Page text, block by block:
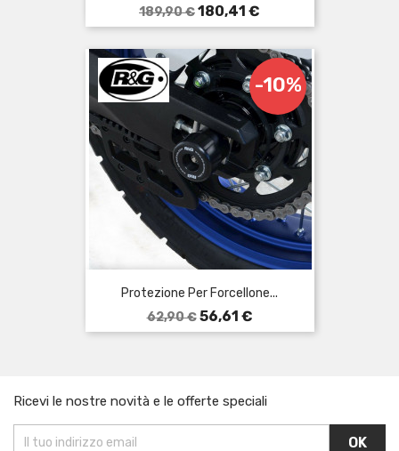
Prezzo
base
189,90 €Prezzo
180,41 €
Protezione Per Forcellone...
Prezzo
base
62,90 €
-10%
Prezzo
56,61 €
Ricevi le nostre novità e le offerte speciali